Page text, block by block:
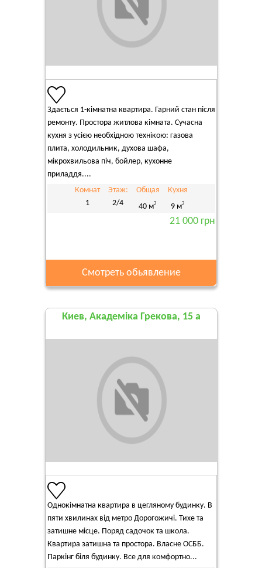
Здається 1-кімнатна квартира. Гарний стан після
ремонту. Простора житлова кімната. Сучасна
кухня з усією необхідною технікою: газова
плита, холодильник, духова шафа,
мікрохвильова піч, бойлер, кухонне
приладдя....
Комнат
1
Этаж:
2/4
Общая
40 м2
Кухня
9 м2
21 000 грн
Смотреть обьявление
Киев, Академіка Грекова, 15 а
Однокімнатна квартира в цегляному будинку. В
пяти хвилинах від метро Дорогожичі. Тихе та
затишне місце. Поряд садочок та школа.
Квартира затишна та простора. Власне ОСББ.
Паркінг біля будинку. Все для комфортно...